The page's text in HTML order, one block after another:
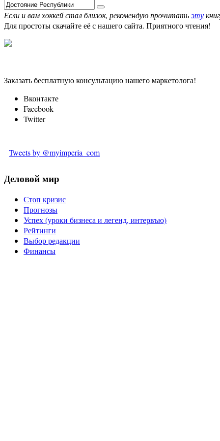
Если и вам хоккей стал близок, рекомендую прочитатьэту
Для простоты скачайте её с нашего сайта. Приятного чтения!
Заказать бесплатную консультацию нашего маркетолога!
Вконтакте
Facebook
Twitter
Tweets by @myimperia_com
Деловой мир
Стоп кризис
Прогнозы
Успех (уроки бизнеса и легенд, интервъю)
Рейтинги
Выбор редакции
Финансы